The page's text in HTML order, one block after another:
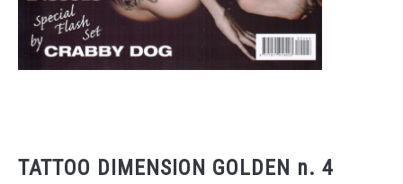
TATTOO DIMENSION GOLDEN n. 4